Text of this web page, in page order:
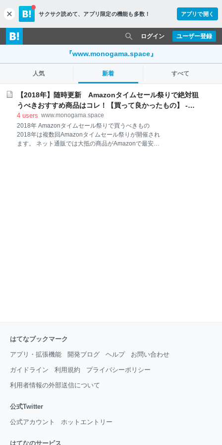
c
l
o
s
サクサク読めて、 アプリ限定の機能も多数！ アプリで開く
ユーザー登録
ログイン
『www.monogama.space』
人気 新着 すべて
【2018年】随時更新 Amazonタイムセール祭りで絶対狙
うべきおすすめ商品はコレ！【買って良かったもの】 -
Monogamaの地獄の釜のフタ
4 users www.monogama.space
2018年 Amazonタイムセール祭りで買うべきもの
2018年は複数回Amazonタイムセール祭りが開催され
ます。 ネット通販では大抵の商品がAmazonで最安値
はてなブックマーク
アプリ・拡張機能 開発ブログ ヘルプ お問い合わせ
ガイドライン 利用規約 プライバシーポリシー
利用者情報の外部送信について
公式Twitter
公式アカウント ホットエントリー
はてなのサービス